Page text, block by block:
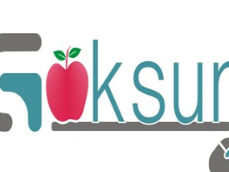
Jandarma Komutanı Karakaya’dan
Yeni Köprüsünde Sona Doğru.